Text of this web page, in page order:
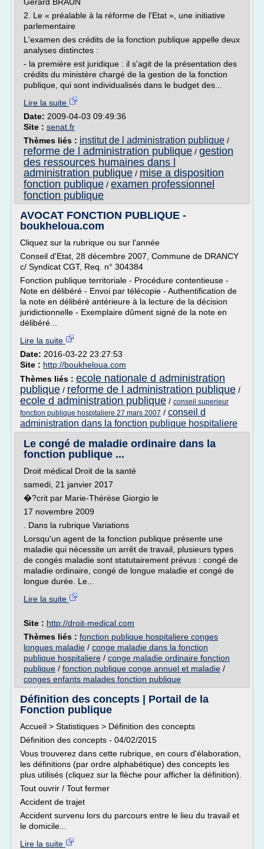
2. Le « préalable à la réforme de l'Etat », une initiative
parlementaire
L'examen des crédits de la fonction publique appelle deux
analyses distinctes :
- la première est juridique : il s'agit de la présentation des
crédits du ministère chargé de la gestion de la fonction
publique, qui sont individualisés dans le budget des...
Lire la suite
Date: 2009-04-03 09:49:36
Site : senat.fr
Thèmes liés : institut de l administration publique /
reforme de l administration publique / gestion
des ressources humaines dans l
administration publique / mise a disposition
fonction publique / examen professionnel
fonction publique
AVOCAT FONCTION PUBLIQUE -
boukheloua.com
Cliquez sur la rubrique ou sur l'année
Conseil d'Etat, 28 décembre 2007, Commune de DRANCY
c/ Syndicat CGT, Req. n° 304384
Fonction publique territoriale - Procédure contentieuse -
Note en délibéré - Envoi par télécopie - Authentification de
la note en délibéré antérieure à la lecture de la décision
juridictionnelle - Exemplaire dûment signé de la note en
délibéré...
Lire la suite
Date: 2016-03-22 23:27:53
Site : http://boukheloua.com
Thèmes liés : ecole nationale d administration
publique / reforme de l administration publique /
ecole d administration publique / conseil superieur
fonction publique hospitaliere 27 mars 2007 / conseil d
administration dans la fonction publique hospitaliere
Le congé de maladie ordinaire dans la
fonction publique ...
Droit médical Droit de la santé
samedi, 21 janvier 2017
�?crit par Marie-Thérèse Giorgio le
17 novembre 2009
. Dans la rubrique Variations
Lorsqu'un agent de la fonction publique présente une
maladie qui nécessite un arrêt de travail, plusieurs types
de congés maladie sont statutairement prévus : congé de
maladie ordinaire, congé de longue maladie et congé de
longue durée. Le...
Lire la suite
Site : http://droit-medical.com
Thèmes liés : fonction publique hospitaliere conges
longues maladie / conge maladie dans la fonction
publique hospitaliere / conge maladie ordinaire fonction
publique / fonction publique conge annuel et maladie /
conges enfants malades fonction publique
Définition des concepts | Portail de la
Fonction publique
Accueil > Statistiques > Définition des concepts
Définition des concepts - 04/02/2015
Vous trouverez dans cette rubrique, en cours d'élaboration,
les définitions (par ordre alphabétique) des concepts les
plus utilisés (cliquez sur la flèche pour afficher la définition).
Tout ouvrir / Tout fermer
Accident de trajet
Accident survenu lors du parcours entre le lieu du travail et
le domicile...
Lire la suite